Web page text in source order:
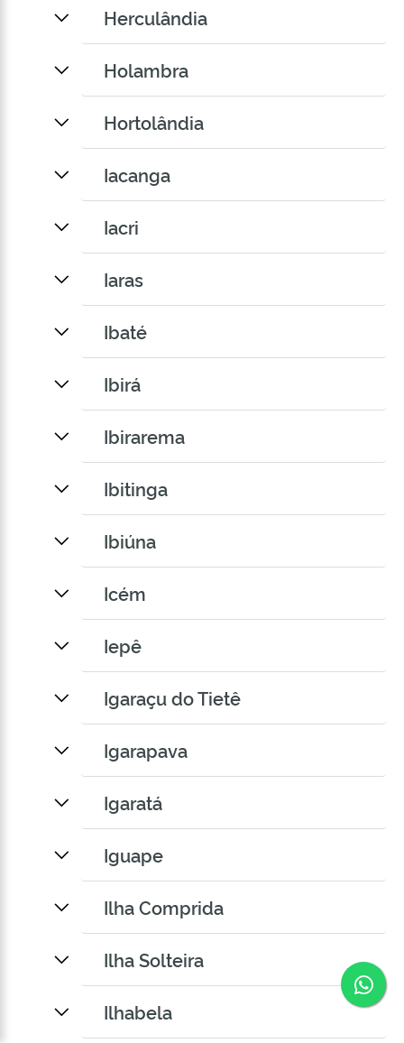
Herculândia
Holambra
Hortolândia
Iacanga
Iacri
Iaras
Ibaté
Ibirá
Ibirarema
Ibitinga
Ibiúna
Icém
Iepê
Igaraçu do Tietê
Igarapava
Igaratá
Iguape
Ilha Comprida
Ilha Solteira
Ilhabela